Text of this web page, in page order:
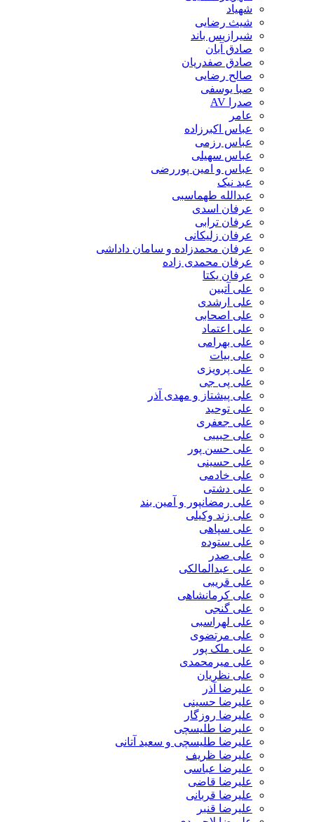
شهیاد
شیث رضایی
شیرازیس باند
صادق آبان
صادق صفدریان
صالح رضایی
صبا یوسفی
صدرا AV
عامر
عباس اکبرزاده
عباس رزمی
عباس سهیلی
عباس و امین پوررضی
عبد نیک
عبدالله طهماسبی‎
عرفان اسدی
عرفان ترابی
عرفان زلیکانی
عرفان محمدزاده و سامان داداشی
عرفان محمدی زاده
عرفان یکتا
علی آتبین
علی ارشدی
علی اصحابی
علی اعتماد
علی بهرامی
علی بیات
علی پرویزی
علی پی جی
علی پیشتاز و مهدی آذر
علی توحید
علی جعفری
علی حبیبی
علی حسن پور
علی حسینی
علی خادمی
علی دشتی
علی رمضانپور و آمین بند
علی زند وکیلی
علی سپاهی
علی ستوده
علی صدر
علی عبدالمالکی
علی قریبی
علی کرمانشاهی
علی گنجی
علی لهراسبی
علی مرتضوی
علی ملک پور
علی میرمحمدی
علی نظریان
علیرضا آذر
علیرضا حسینی
علیرضا روزگار
علیرضا طلیسچی
علیرضا طلیسچی و سعید آتانی
علیرضا ظریف
علیرضا عباسی
علیرضا قاضی
علیرضا قربانی
علیرضا قنبر